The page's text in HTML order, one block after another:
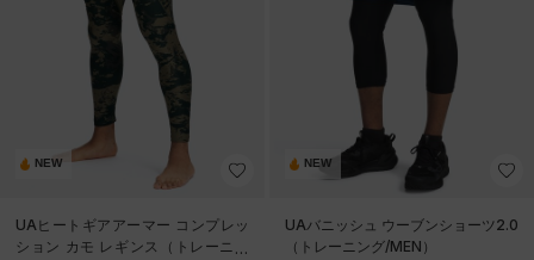
NEW
UAヒートギアアーマー コンプレッ
ション カモ レギンス（トレーニン
NEW
UAバニッシュ ウーブンショーツ2.0
（トレーニング/MEN）